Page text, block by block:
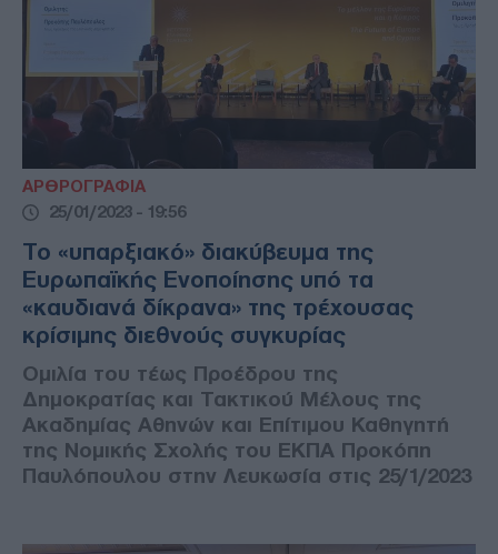
ΑΡΘΡΟΓΡΑΦΙΑ
25/01/2023 - 19:56
Το «υπαρξιακό» διακύβευμα της
Ευρωπαϊκής Ενοποίησης υπό τα
«καυδιανά δίκρανα» της τρέχουσας
κρίσιμης διεθνούς συγκυρίας
Ομιλία του τέως Προέδρου της
Δημοκρατίας και Τακτικού Μέλους της
Ακαδημίας Αθηνών και Επίτιμου Καθηγητή
της Νομικής Σχολής του ΕΚΠΑ Προκόπη
Παυλόπουλου στην Λευκωσία στις 25/1/2023